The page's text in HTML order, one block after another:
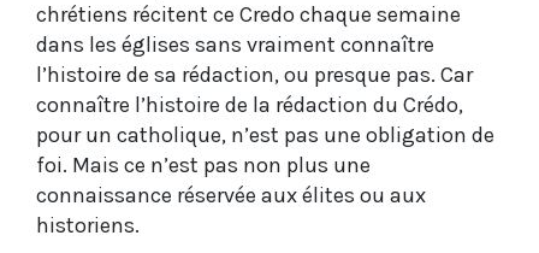
chrétiens récitent ce Credo chaque semaine
dans les églises sans vraiment connaître
l’histoire de sa rédaction, ou presque pas. Car
connaître l’histoire de la rédaction du Crédo,
pour un catholique, n’est pas une obligation de
foi. Mais ce n’est pas non plus une
connaissance réservée aux élites ou aux
historiens.